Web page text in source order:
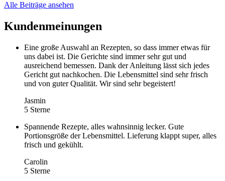
Alle Beiträge ansehen
Kundenmeinungen
Eine große Auswahl an Rezepten, so dass immer etwas für
uns dabei ist. Die Gerichte sind immer sehr gut und
ausreichend bemessen. Dank der Anleitung lässt sich jedes
Gericht gut nachkochen. Die Lebensmittel sind sehr frisch
und von guter Qualität. Wir sind sehr begeistert!
Jasmin
5 Sterne
Spannende Rezepte, alles wahnsinnig lecker. Gute
Portionsgröße der Lebensmittel. Lieferung klappt super, alles
frisch und gekühlt.
Carolin
5 Sterne